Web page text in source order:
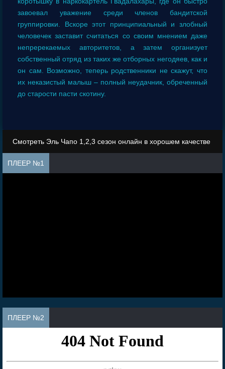
завоевал уважение среди членов бандитской
группировки. Вскоре этот принципиальный и злобный
человечек заставит считаться со своим мнением даже
непререкаемых авторитетов, а затем организует
собственный отряд из таких же отборных негодяев, как и
он сам. Возможно, теперь родственники не скажут, что
их неказистый малыш – полный неудачник, обреченный
до старости пасти скотину.
Смотреть Эль Чапо 1,2,3 сезон онлайн в хорошем качестве
ПЛЕЕР №1
ПЛЕЕР №2